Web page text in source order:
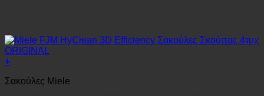
+
Σακούλες Miele